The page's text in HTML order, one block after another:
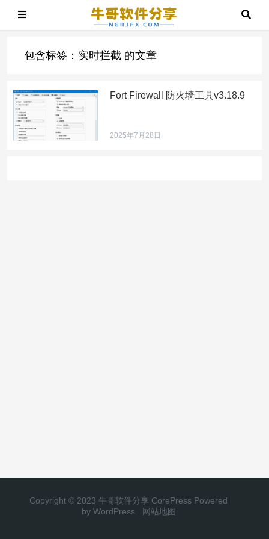
包含标签：实时拦截 的文章
Fort Firewall 防火墙工具v3.18.9
2025年7月28日
Copyright © 2023 牛哥软件分享 CorePress Powered
by WordPress
网站地图